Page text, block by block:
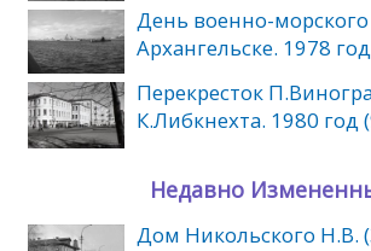
День военно-
Архангельске. 1978
Перекресток
К.Либкнехта. 1980 год
Недавно
Дом Никольского Н.В.